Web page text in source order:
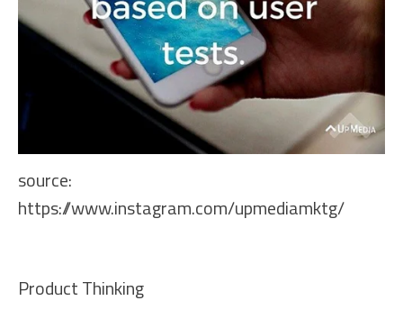
source:
https://www.instagram.com/upmediamktg/
Product Thinking